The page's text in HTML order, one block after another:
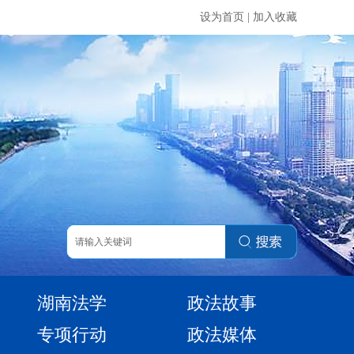
设为首页 加入收藏
湖南法学
政法故事
专项行动
政法媒体